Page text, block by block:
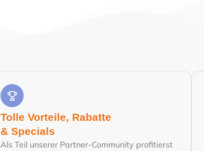
Tolle Vorteile, Rabatte
& Specials
Als Teil unserer Partner-Community profitierst